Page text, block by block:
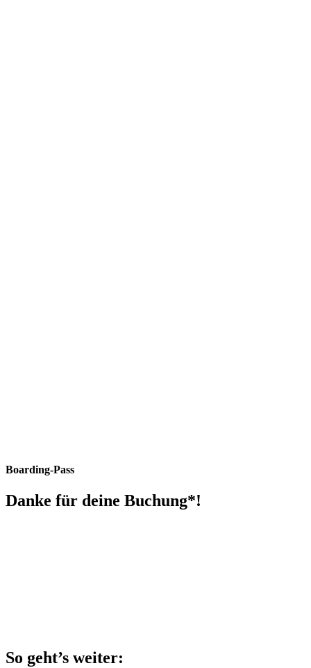
Boarding-Pass
Danke für deine Buchung*!
So geht’s weiter: